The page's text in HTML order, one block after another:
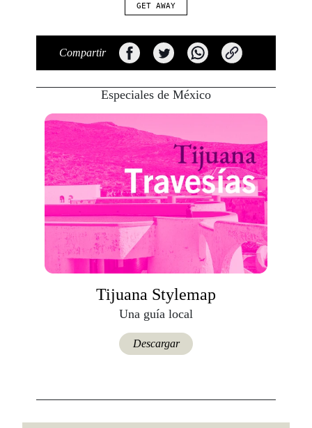
GET AWAY
Compartir
Especiales de México
Tijuana Stylemap
Una guía local
Descargar